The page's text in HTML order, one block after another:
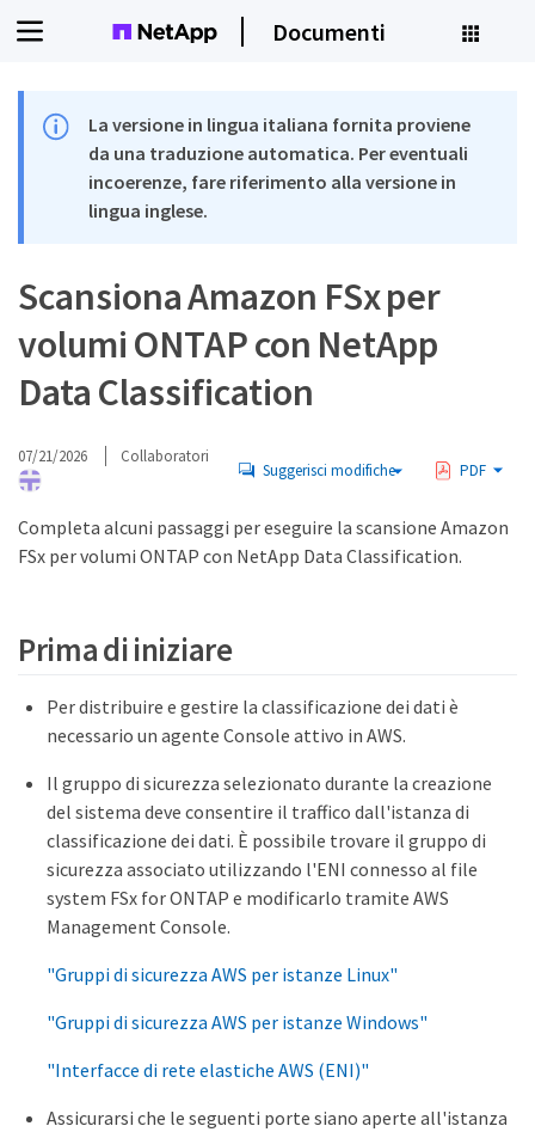
Documenti
La versione in lingua italiana fornita proviene
da una traduzione automatica. Per eventuali
incoerenze, fare riferimento alla versione in
lingua inglese.
Scansiona Amazon FSx per
volumi ONTAP con NetApp
Data Classification
07/21/2026 Collaboratori
Suggerisci modifiche PDF
Completa alcuni passaggi per eseguire la scansione Amazon
FSx per volumi ONTAP con NetApp Data Classification.
Prima di iniziare
Per distribuire e gestire la classificazione dei dati è
necessario un agente Console attivo in AWS.
Il gruppo di sicurezza selezionato durante la creazione
del sistema deve consentire il traffico dall'istanza di
classificazione dei dati. È possibile trovare il gruppo di
sicurezza associato utilizzando l'ENI connesso al file
system FSx for ONTAP e modificarlo tramite AWS
Management Console.
"Gruppi di sicurezza AWS per istanze Linux"
"Gruppi di sicurezza AWS per istanze Windows"
"Interfacce di rete elastiche AWS (ENI)"
Assicurarsi che le seguenti porte siano aperte all'istanza